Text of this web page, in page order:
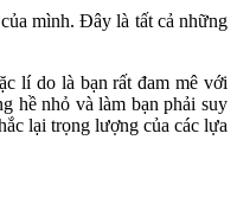
mình. Đây là tất cả những
lí do là bạn rất đam mê với
hề nhỏ và làm bạn phải suy
lại trọng lượng của các lựa